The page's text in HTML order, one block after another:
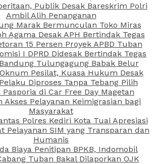
Publik Desak Bareskrim Polri
Ambil Alih Penanganan
Marak Bermunculan Toko Miras
Agama Desak APH Bertindak Tegas
15 Persen Proyek APBD Tuban
I DPRD Didesak Bertindak Tegas
Tulungagung Babak Belur
Pesilat, Kuasa Hukum Desak
Diproses Tanpa Tebang Pilih
Pasporia di Car Free Day Magetan
Akses Pelayanan Keimigrasian bagi
Masyarakat
Polres Kediri Kota Tuai Apresiasi
Pelayanan SIM yang Transparan dan
Humanis
Biaya Penitipan BPKB, Indomobil
Tuban Bakal Dilaporkan OJK